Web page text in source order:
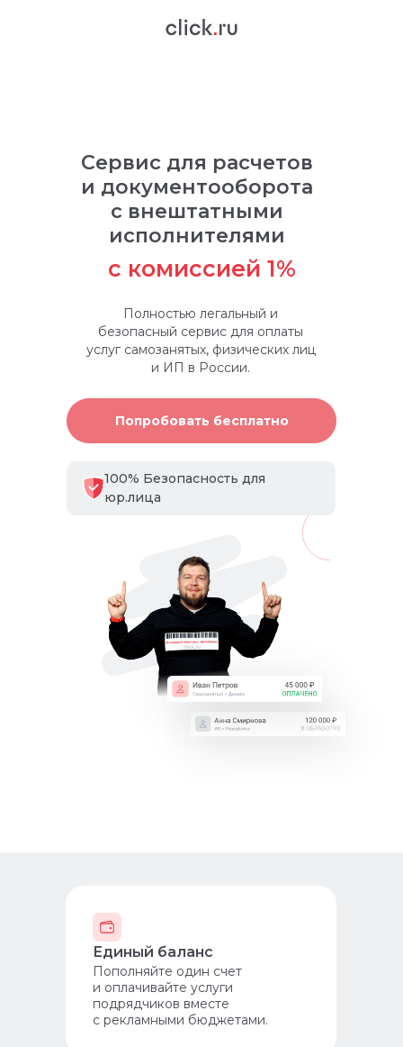
Попробовать бесплатно
Сервис для расчетов
и документооборота
с внештатными
исполнителями
с комиссией 1%
Полностью легальный и
безопасный сервис для оплаты
услуг самозанятых, физических лиц
и ИП в России.
100% Безопасность для
юр.лица
Единый баланс
Пополняйте один счет
и оплачивайте услуги
подрядчиков вместе
с рекламными бюджетами.